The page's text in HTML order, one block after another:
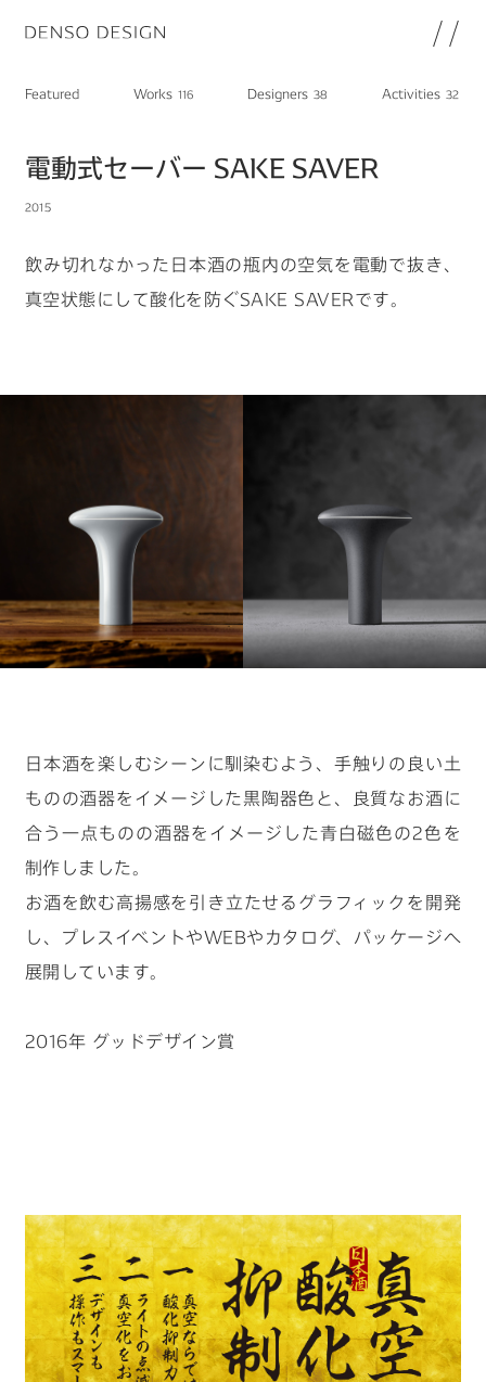
JP EN
Topics
Works
Designers
Activities
Chat
About
DENSO HP
キーワードから見つける
#デザイナーの1日
#カーボンニュートラルを現実に
Featured Works 116 Designers 38 Activities 32
電動式セーバー SAKE SAVER
2015
飲み切れなかった日本酒の瓶内の空気を電動で抜き、
真空状態にして酸化を防ぐSAKE SAVERです。
日本酒を楽しむシーンに馴染むよう、手触りの良い土
ものの酒器をイメージした黒陶器色と、良質なお酒に
合う一点ものの酒器をイメージした青白磁色の2色を
制作しました。
お酒を飲む高揚感を引き立たせるグラフィックを開発
し、プレスイベントやWEBやカタログ、パッケージへ
展開しています。
2016年 グッドデザイン賞